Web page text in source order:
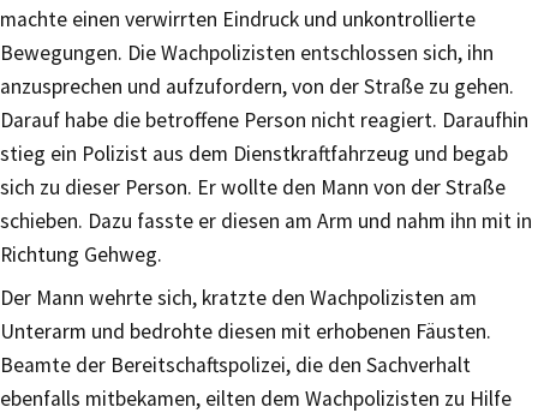
machte einen verwirrten Eindruck und unkontrollierte
Bewegungen. Die Wachpolizisten entschlossen sich, ihn
anzusprechen und aufzufordern, von der Straße zu gehen.
Darauf habe die betroffene Person nicht reagiert. Daraufhin
stieg ein Polizist aus dem Dienstkraftfahrzeug und begab
sich zu dieser Person. Er wollte den Mann von der Straße
schieben. Dazu fasste er diesen am Arm und nahm ihn mit in
Richtung Gehweg.
Der Mann wehrte sich, kratzte den Wachpolizisten am
Unterarm und bedrohte diesen mit erhobenen Fäusten.
Beamte der Bereitschaftspolizei, die den Sachverhalt
ebenfalls mitbekamen, eilten dem Wachpolizisten zu Hilfe